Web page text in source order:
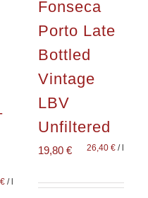
€/l
Fonseca
Porto Late
Bottled
Vintage
LBV
Unfiltered
19,80 € 26,40€ /l